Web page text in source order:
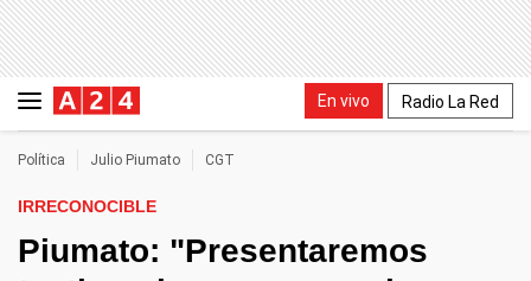
En vivo Radio La Red
Política Julio Piumato CGT
IRRECONOCIBLE
Piumato: "Presentaremos